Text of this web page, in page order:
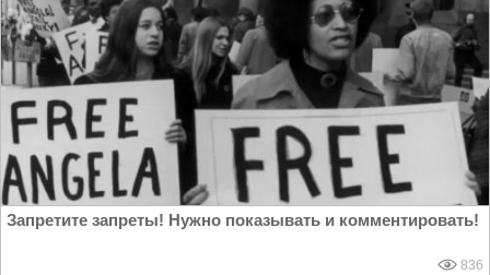
Запретите запреты! Нужно показывать и комментировать!
836